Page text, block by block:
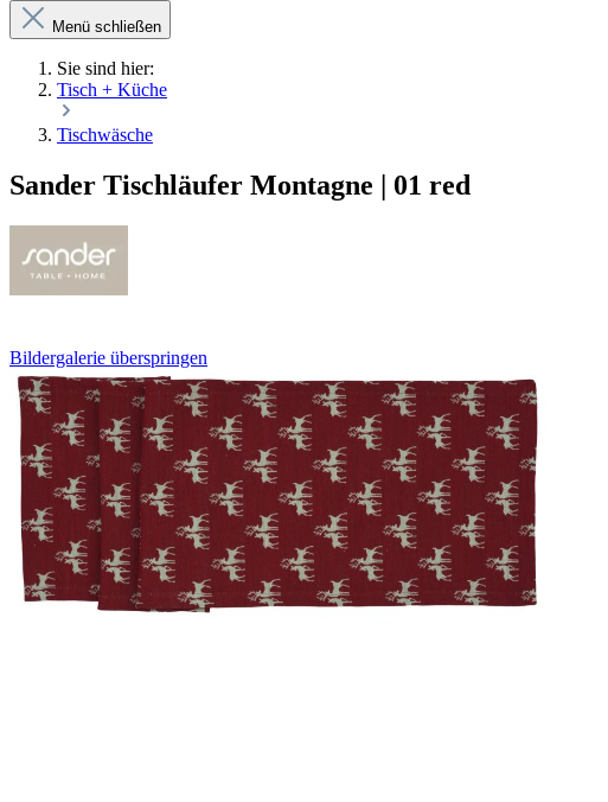
Menü schließen
Sie sind hier:
Tisch + Küche
Tischwäsche
Sander Tischläufer Montagne | 01 red
Bildergalerie überspringen